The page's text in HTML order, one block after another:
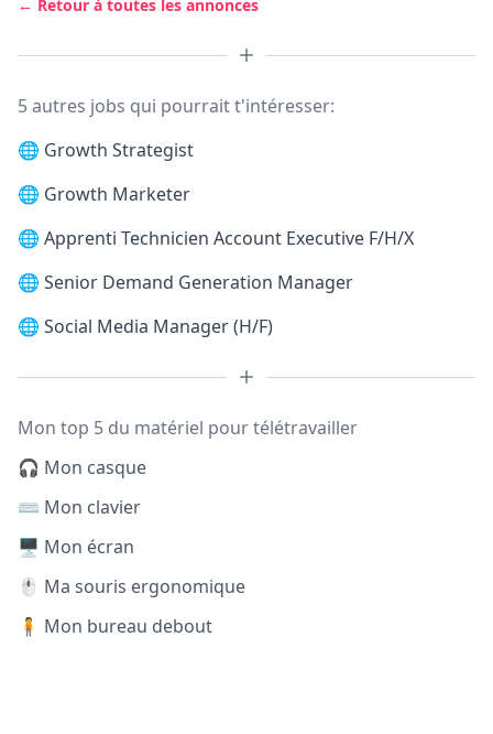
← Retour à toutes les annonces
5 autres jobs qui pourrait t'intéresser:
🌐 Growth Strategist
🌐 Growth Marketer
🌐 Apprenti Technicien Account Executive F/H/X
🌐 Senior Demand Generation Manager
🌐 Social Media Manager (H/F)
Mon top 5 du matériel pour télétravailler
🎧 Mon casque
⌨️ Mon clavier
🖥️ Mon écran
🖱️ Ma souris ergonomique
🧍 Mon bureau debout